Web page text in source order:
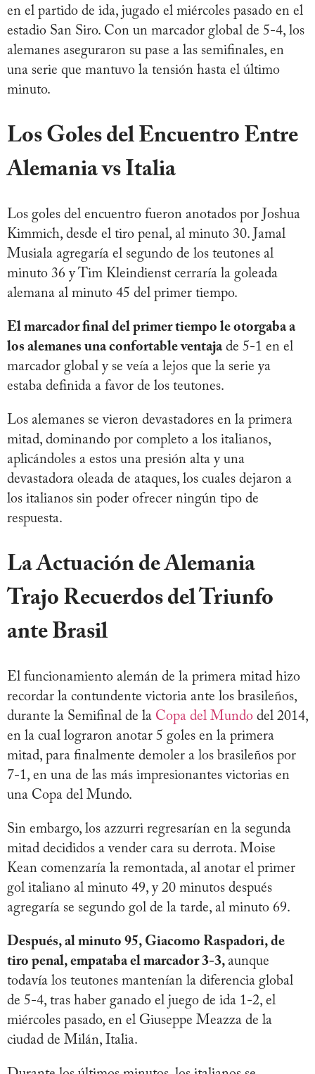
en el partido de ida, jugado el miércoles pasado en el
estadio San Siro. Con un marcador global de 5-4, los
alemanes aseguraron su pase a las semifinales, en
una serie que mantuvo la tensión hasta el último
minuto.
Los Goles del Encuentro Entre
Alemania vs Italia
Los goles del encuentro fueron anotados por Joshua
Kimmich, desde el tiro penal, al minuto 30. Jamal
Musiala agregaría el segundo de los teutones al
minuto 36 y Tim Kleindienst cerraría la goleada
alemana al minuto 45 del primer tiempo.
El marcador final del primer tiempo le otorgaba a
los alemanes una confortable ventajade 5-1 en el
marcador global y se veía a lejos que la serie ya
estaba definida a favor de los teutones.
Los alemanes se vieron devastadores en la primera
mitad, dominando por completo a los italianos,
aplicándoles a estos una presión alta y una
devastadora oleada de ataques, los cuales dejaron a
los italianos sin poder ofrecer ningún tipo de
respuesta.
La Actuación de Alemania
Trajo Recuerdos del Triunfo
ante Brasil
El funcionamiento alemán de la primera mitad hizo
recordar la contundente victoria ante los brasileños,
durante la Semifinal de la Copa del Mundo del 2014,
en la cual lograron anotar 5 goles en la primera
mitad, para finalmente demoler a los brasileños por
7-1, en una de las más impresionantes victorias en
una Copa del Mundo.
Sin embargo, los azzurri regresarían en la segunda
mitad decididos a vender cara su derrota. Moise
Kean comenzaría la remontada, al anotar el primer
gol italiano al minuto 49, y 20 minutos después
agregaría se segundo gol de la tarde, al minuto 69.
Después, al minuto 95, Giacomo Raspadori, de
tiro penal, empataba el marcador 3-3, aunque
todavía los teutones mantenían la diferencia global
de 5-4, tras haber ganado el juego de ida 1-2, el
miércoles pasado, en el Giuseppe Meazza de la
ciudad de Milán, Italia.